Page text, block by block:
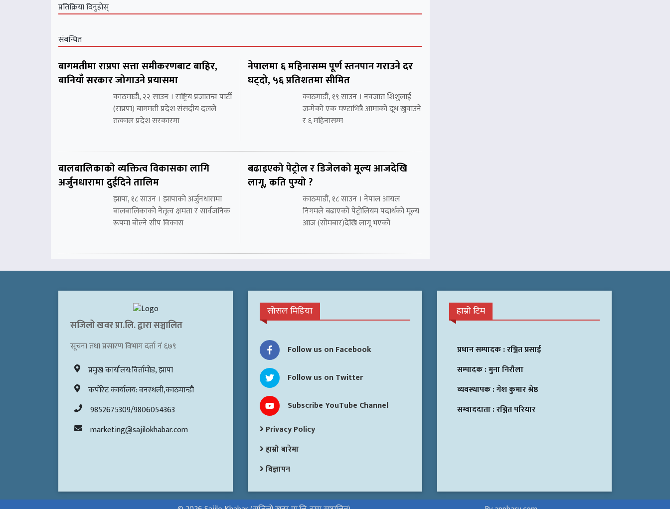
प्रतिक्रिया दिनुहोस्
संबन्धित
बागमतीमा राप्रपा सत्ता समीकरणबाट बाहिर,
बानियाँ सरकार जोगाउने प्रयासमा
काठमाडौं, २२ साउन । राष्ट्रिय प्रजातन्त्र पार्टी
(राप्रपा) बागमती प्रदेश संसदीय दलले
तत्काल प्रदेश सरकारमा
नेपालमा ६ महिनासम्म पूर्ण स्तनपान गराउने दर
घट्दो, ५६ प्रतिशतमा सीमित
काठमाडौं, १९ साउन । नवजात शिशुलाई
जन्मेको एक घण्टाभित्रै आमाको दूध खुवाउने
र ६ महिनासम्म
बालबालिकाको व्यक्तित्व विकासका लागि
अर्जुनधारामा दुईदिने तालिम
झापा, १८ साउन । झापाको अर्जुनधारामा
बालबालिकाको नेतृत्व क्षमता र सार्वजनिक
रूपमा बोल्ने सीप विकास
बढाइएको पेट्रोल र डिजेलको मूल्य आजदेखि
लागू, कति पुग्यो ?
काठमाडौं, १८ साउन । नेपाल आयल
निगमले बढाएको पेट्रोलियम पदार्थको मूल्य
आज (सोमबार)देखि लागू भएको
सजिलो खवर प्रा.लि. द्वारा सञ्चालित
सूचना तथा प्रसारण विभाग दर्ता नं ६७९
प्रमुख कार्यालय:विर्तामोड, झापा
कर्पोरेट कार्यालय: वनस्थली,काठमान्डौ
9852675309/9806054363
marketing@sajilokhabar.com
सोसल मिडिया
Follow us on Facebook
Follow us on Twitter
Subscribe YouTube Channel
Privacy Policy
हाम्रो बारेमा
विज्ञापन
हाम्रो टिम
प्रधान सम्पादक :रञ्जित प्रसाई
सम्पादक :मुना निरौला
व्यवस्थापक :गेश कुमार श्रेष्ठ
सम्वाददाता :रञ्जित परियार